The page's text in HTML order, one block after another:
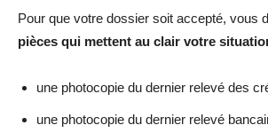
Pour que votre dossier soit accepté, vous
pièces qui mettent au clair votre
une photocopie du dernier relevé des
une photocopie du dernier relevé